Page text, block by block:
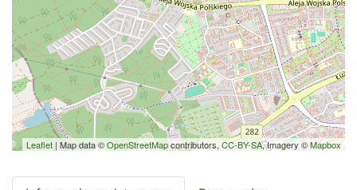
Leaflet | Map data ©OpenStreetMapcontributors,CC-BY-SA, Imagery ©Mapbox